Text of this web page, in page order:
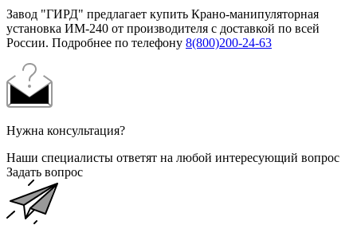
Завод "ГИРД" предлагает купить Крано-манипуляторная
установка ИМ-240 от производителя с доставкой по всей
России. Подробнее по телефону 8(800)200-24-63
Нужна консультация?
Наши специалисты ответят на любой интересующий вопрос
Задать вопрос